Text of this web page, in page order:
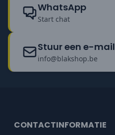
WhatsApp
Start chat
Stuur een e-mail
info@blakshop.be
CONTACTINFORMATIE